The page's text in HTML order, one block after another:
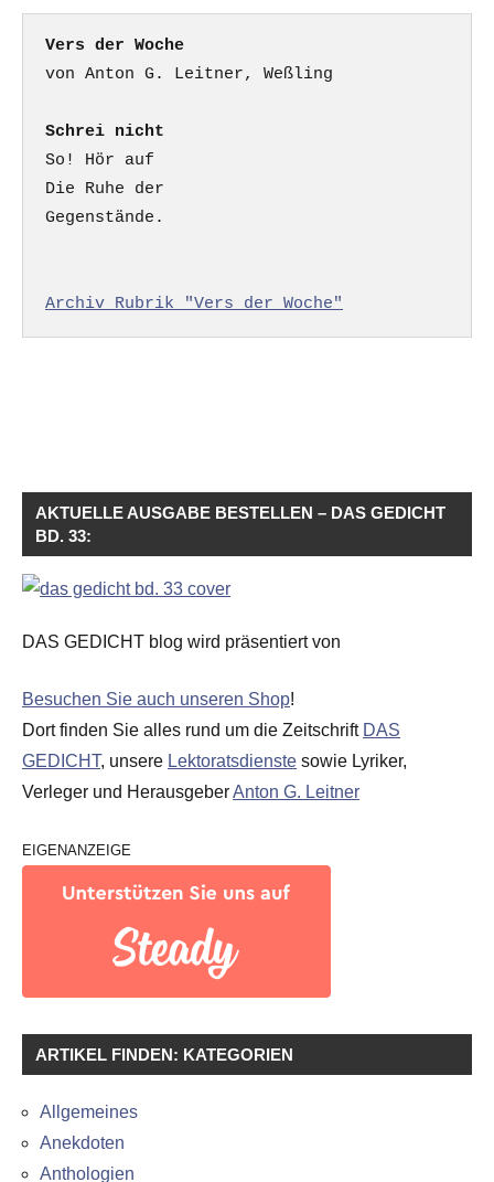
Vers der Woche
Schrei nicht
So! Hör auf
Die Ruhe der
Gegenstände.
Archiv Rubrik "Vers der Woche"
AKTUELLE AUSGABE BESTELLEN – DAS GEDICHT
BD. 33:
DAS GEDICHT blog wird präsentiert von
Besuchen Sie auch unseren Shop!
Dort finden Sie alles rund um die Zeitschrift DAS
GEDICHT, unsere Lektoratsdienste sowie Lyriker,
Verleger und HerausgeberAnton G. Leitner
EIGENANZEIGE
ARTIKEL FINDEN: KATEGORIEN
Allgemeines
Anekdoten
Anthologien